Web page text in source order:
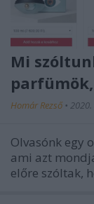
Mi
Homár Rezső • 2020.
Olvasónk egy
ami azt
előre szóltak,